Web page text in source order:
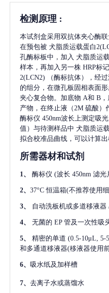
检测原理 :
本试剂盒采用双抗体夹心酶
在预包被 犬脂质运载蛋白
孔酶标板中，加入 犬脂质运
样本，再加入另一株 HRP标
2(LCN2)
（酶标抗体），经
的组分，在微孔板固相表面
夹心复合物。加底物 A和 B
产物，在终止液（2M 硫酸
酶标仪 450nm波长上测定吸
值）与待测样品中 犬脂质运
拟合校准品曲线，可以计算
所需器材和试剂
1、 酶标仪 (波长 450nm 滤光
2、 37°C 恒温箱(不推荐使用
3、 自动洗板机或多道移液器
4、 无菌的 EP 管及一次性吸
5、 精密的单道 (0.5-10μL, 5-
和多通道移液器(移液器使用
6、 吸水纸及加样槽
7、 去离子水或蒸馏水